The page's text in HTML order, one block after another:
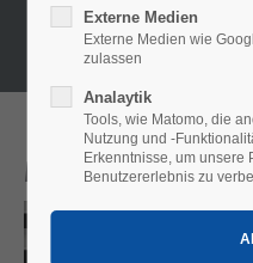
Model
Externe Medien
Externe Medien wie
zulassen
Analaytik
Tools, wie Matomo, die
Nutzung und -
Erkenntnisse, um unsere
Benutzererlebnis zu